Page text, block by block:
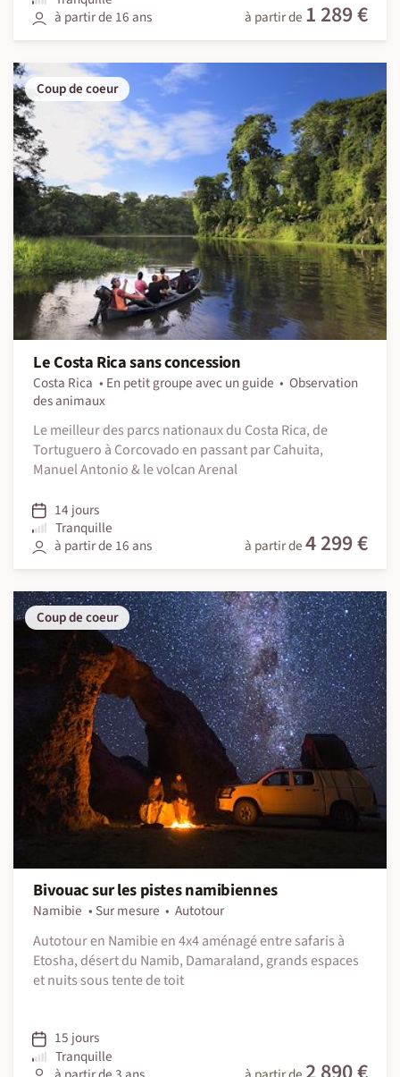
à partir de 16 ans
à partir de 1 289 €
Coup de coeur
Le Costa Rica sans concession
Costa Rica En petit groupe avec un guide
Observation
des animaux
Le meilleur des parcs nationaux du Costa Rica, de
Tortuguero à Corcovado en passant par Cahuita,
Manuel Antonio & le volcan Arenal
14 jours
Tranquille
à partir de 16 ans
à partir de4 299 €
Coup de coeur
Bivouac sur les pistes namibiennes
Namibie Sur mesure
Autotour
Autotour en Namibie en 4x4 aménagé entre safaris à
Etosha, désert du Namib, Damaraland, grands espaces
et nuits sous tente de toit
15 jours
Tranquille